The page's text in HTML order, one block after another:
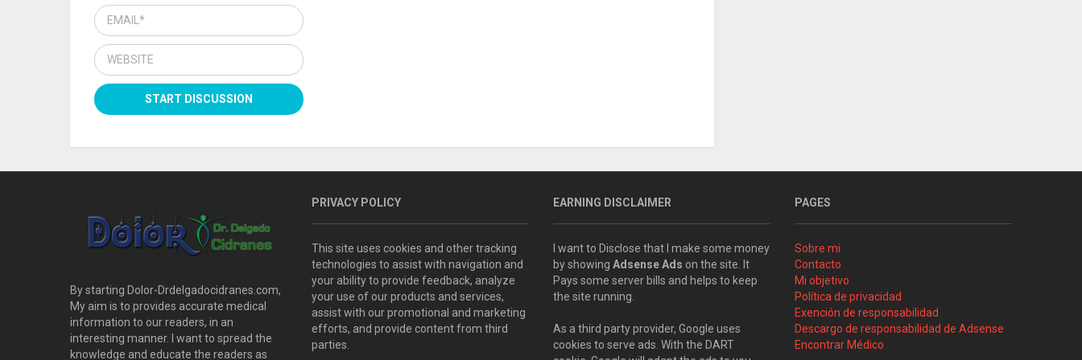
By starting Dolor-Drdelgadocidranes.com,
My aim is to provides accurate medical
information to our readers, in an
interesting manner. I want to spread the
knowledge and educate the readers as
PRIVACY POLICY
This site uses cookies and other tracking
technologies to assist with navigation and
your ability to provide feedback, analyze
your use of our products and services,
assist with our promotional and marketing
efforts, and provide content from third
parties.
EARNING DISCLAIMER
I want to Disclose that I make some money
by showing Adsense Ads on the site. It
Pays some server bills and helps to keep
the site running.
As a third party provider, Google uses
cookies to serve ads. With the DART
PAGES
Sobre mi
Contacto
Mi objetivo
Política de privacidad
Exención de responsabilidad
Descargo de responsabilidad de Adsense
Encontrar Médico